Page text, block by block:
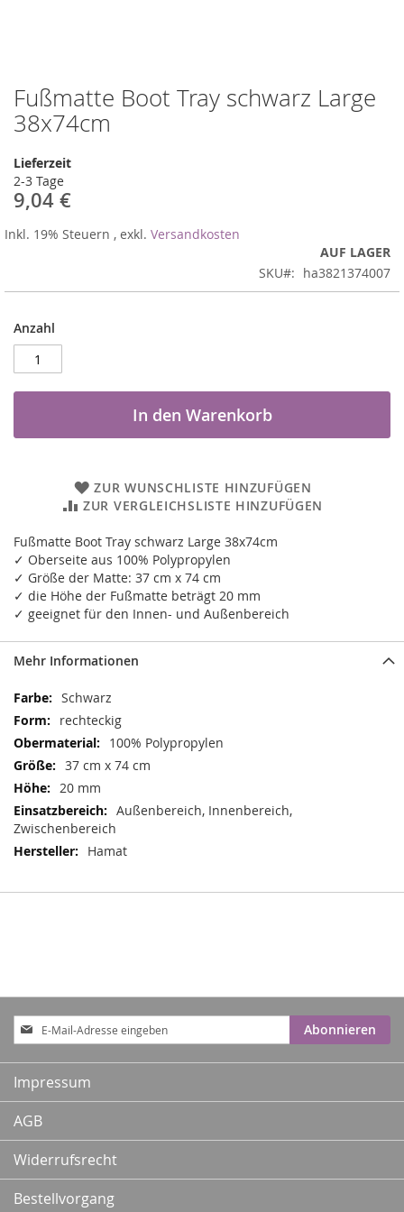
Fußmatte Boot Tray schwarz Large
38x74cm
Lieferzeit
2-3 Tage
9,04 €
Inkl. 19% Steuern , exkl. Versandkosten
AUF LAGER
SKU
ha3821374007
Anzahl
In den Warenkorb
ZUR WUNSCHLISTE HINZUFÜGEN
ZUR VERGLEICHSLISTE HINZUFÜGEN
Fußmatte Boot Tray schwarz Large 38x74cm
✓ Oberseite aus 100% Polypropylen
✓ Größe der Matte: 37 cm x 74 cm
✓ die Höhe der Fußmatte beträgt 20 mm
✓ geeignet für den Innen- und Außenbereich
Zum
Anfang
der
springen
Mehr Informationen
Mehr
Informationen
Schwarz
rechteckig
100% Polypropylen
37 cm x 74 cm
20 mm
Außenbereich, Innenbereich,
Zwischenbereich
Hamat
Anmeldung
zum
Newsletter:
Abonnieren
Impressum
AGB
Widerrufsrecht
Bestellvorgang